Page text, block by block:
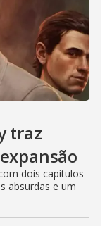
traz
dois capítulos
absurdas e um